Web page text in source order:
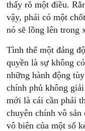
thấy rõ một điều.
vậy, phải có một
nó sẽ lồng lên trong
Tình thế một đảng
quyền là sự không
những hành động
chính phủ không
mới là cái cần phải
chuyên chính vô
vô biên của một số